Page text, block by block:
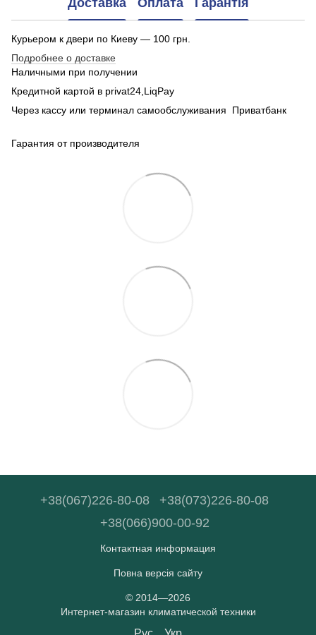
Доставка Оплата Гарантія
Курьером к двери по Киеву — 100 грн.
Подробнее о доставке
Наличными при получении
Кредитной картой в privat24,LiqPay
Через кассу или терминал самообслуживания Приватбанк
Гарантия от производителя
+38(067)226-80-08
+38(073)226-80-08
+38(066)900-00-92
Контактная информация
Повна версія сайту
© 2014—2026
Интернет-магазин климатической техники